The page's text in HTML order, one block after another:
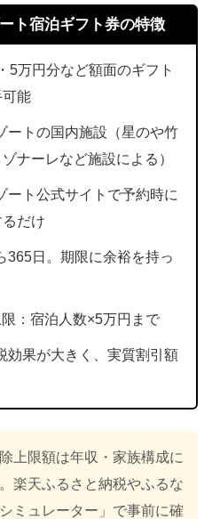
ト宿泊ギフト券の特徴
5万円分など額面のギフト
能
ートの国内施設（星のや竹
ナーレなど施設による）
ート公式サイトで予約時に
だけ
365日。期限に余裕を持っ
：宿泊人数×5万円まで
効果が大きく、実質割引額
上限額は年収・家族構成に
楽天ふるさと納税やふるな
ミュレーター」で事前に確